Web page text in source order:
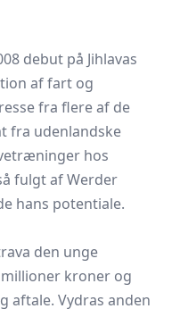
debut på Jihlavas
af fart og
fra flere af de
fra udenlandske
hos
fulgt af Werder
hans potentiale.
den unge
kroner og
aftale. Vydras anden